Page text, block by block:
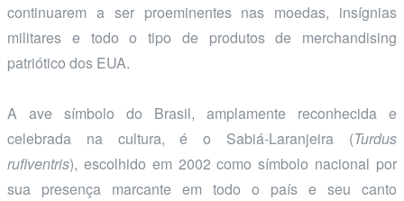
continuarem a ser proeminentes nas moedas, insígnias
militares e todo o tipo de produtos de merchandising
patriótico dos EUA.
A ave símbolo do Brasil, amplamente reconhecida e
celebrada na cultura, é o Sabiá-Laranjeira (Turdus
rufiventris), escolhido em 2002 como símbolo nacional por
sua presença marcante em todo o país e seu canto